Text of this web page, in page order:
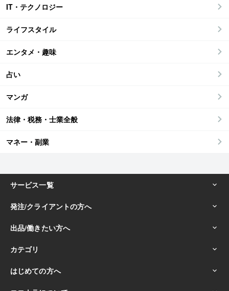
IT・テクノロジー
ライフスタイル
エンタメ・趣味
占い
マンガ
法律・税務・士業全般
マネー・副業